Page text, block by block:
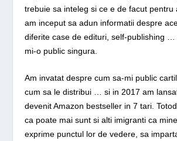
trebuie sa inteleg si ce e de facut pentru
am inceput sa adun informatii despre
diferite case de edituri, self-publishing …
mi-o public singura.
Am invatat despre cum sa-mi public
cum sa le distribui … si in 2017 am
devenit Amazon bestseller in 7 tari.
ca poate mai sunt si alti imigranti ca
exprime punctul lor de vedere, sa